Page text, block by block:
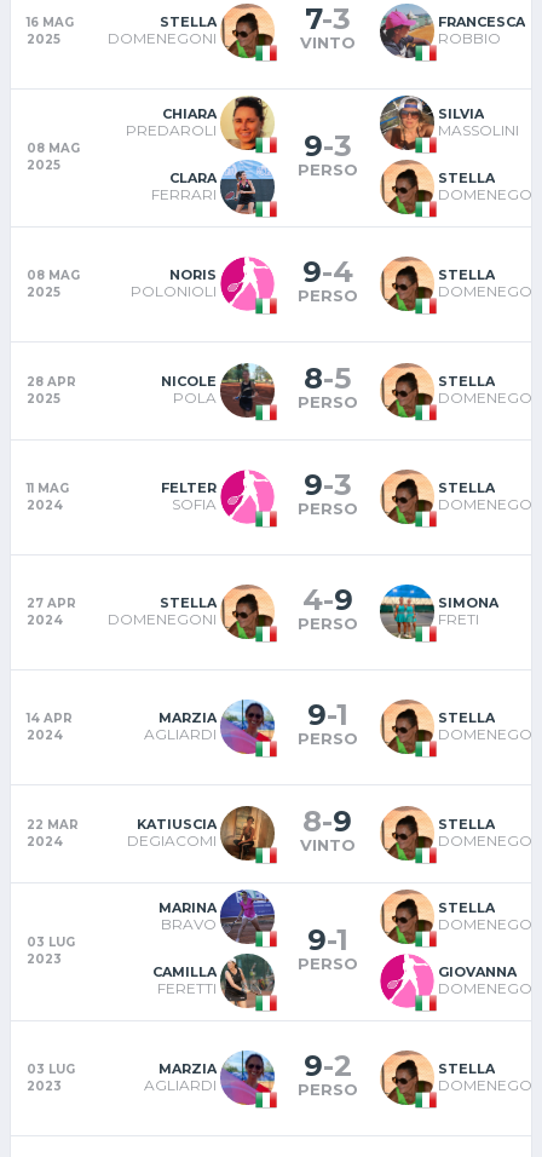
16 MAG
2025
STELLA
DOMENEGONI
7-3
VINTO
FRANCESCA
ROBBIO
08 MAG
2025
CHIARA
PREDAROLI
CLARA
FERRARI
9-3
PERSO
SILVIA
MASSOLINI
STELLA
08 MAG
2025
NORIS
POLONIOLI
9-4
PERSO
STELLA
28 APR
2025
NICOLE
POLA
8-5
PERSO
STELLA
11 MAG
2024
FELTER
SOFIA
9-3
PERSO
STELLA
27 APR
2024
STELLA
DOMENEGONI
4-9
PERSO
SIMONA
FRETI
14 APR
2024
MARZIA
AGLIARDI
9-1
PERSO
STELLA
22 MAR
2024
KATIUSCIA
DEGIACOMI
8-9
VINTO
STELLA
03 LUG
2023
MARINA
BRAVO
CAMILLA
FERETTI
9-1
PERSO
STELLA
GIOVANNA
03 LUG
2023
MARZIA
AGLIARDI
9-2
PERSO
STELLA